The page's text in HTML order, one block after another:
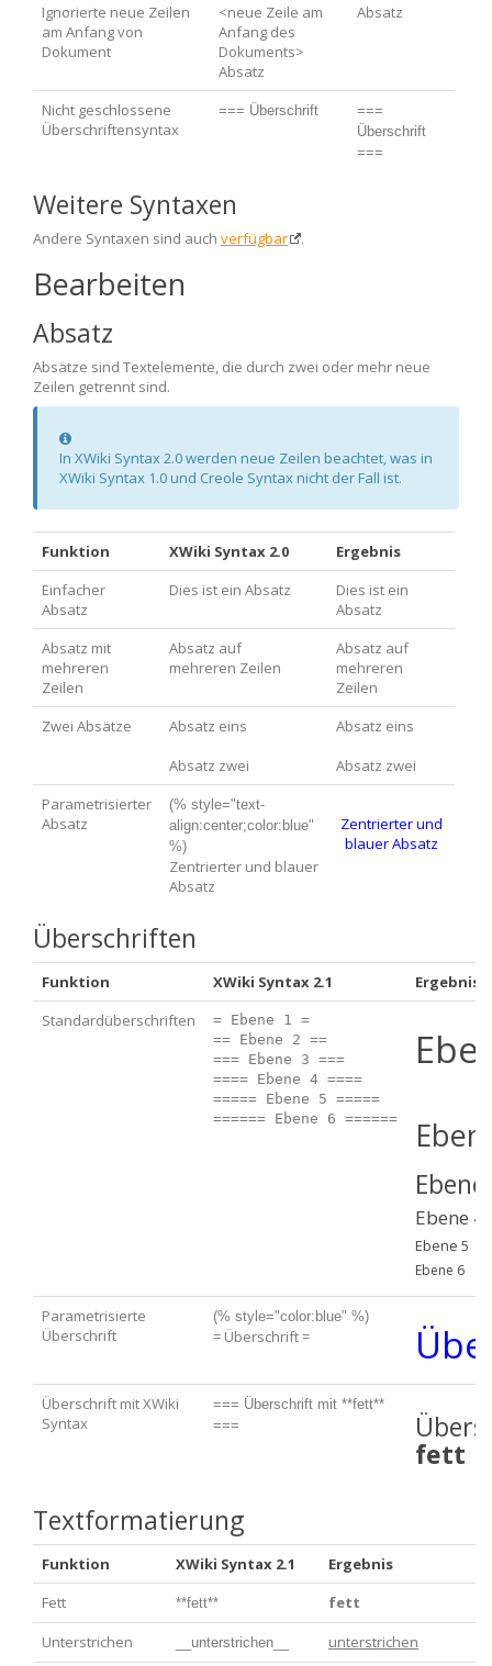
Ignorierte neue Zeilen
am Anfang von
Dokument
<neue Zeile am
Anfang des
Dokuments>
Absatz
Absatz
Nicht geschlossene
Überschriftensyntax
=== Überschrift
===
Überschrift
===
Weitere Syntaxen
Andere Syntaxen sind auch verfügbar .
Bearbeiten
Absatz
Absätze sind Textelemente, die durch zwei oder mehr neue
Zeilen getrennt sind.
Information
In XWiki Syntax 2.0 werden neue Zeilen beachtet, was in
XWiki Syntax 1.0 und Creole Syntax nicht der Fall ist.
Funktion XWiki Syntax 2.0
Ergebnis
Einfacher
Absatz
Dies ist ein Absatz
Dies ist ein
Absatz
Absatz mit
mehreren
Zeilen
Absatz auf
mehreren Zeilen
Absatz auf
mehreren
Zeilen
Zwei Absätze
Absatz eins
Absatz zwei
Absatz eins
Absatz zwei
Parametrisierter
Absatz
(% style="text-
align:center;color:blue"
%)
Zentrierter und blauer
Absatz
Zentrierter und
blauer Absatz
Überschriften
Funktion XWiki Syntax 2.1
Ergebnis
Standardüberschriften
= Ebene 1 =
== Ebene 2 ==
=== Ebene 3 ===
==== Ebene 4 ====
===== Ebene 5 =====
Ebene 4
Ebene 5
Ebene 6
Parametrisierte
Überschrift
(% style="color:blue" %)
= Überschrift =
Überschrift mit XWiki
Syntax
=== Überschrift mit **fett**
===
fett
Textformatierung
Funktion XWiki Syntax 2.1
Ergebnis
Fett
**fett**
fett
Unterstrichen
__unterstrichen__ unterstrichen